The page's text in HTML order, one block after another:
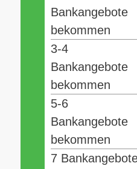
Bankangebote
bekommen
3-4
Bankangebote
bekommen
5-6
Bankangebote
bekommen
7